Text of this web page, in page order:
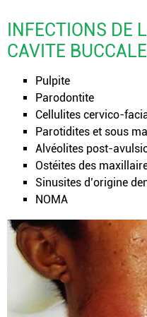
INFECTIONS DE
CAVITE BUCCALE
Pulpite
Parodontite
Cellulites cervico-
Parotidites et sous
Alvéolites post-
Ostéites des
Sinusites d’origine
NOMA